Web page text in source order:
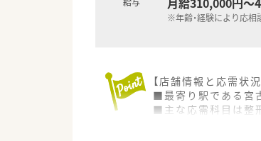
★長く安心・安定し
傷病による長期休
管理職の方にはス
借上げ社宅制度では
する事が可能です。
※年齢・経験により応相
【店舗情報と応需状
■最寄り駅である宮
■主な応需科目は整